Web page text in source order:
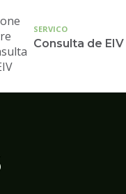
SERVICO
Consulta de EIV